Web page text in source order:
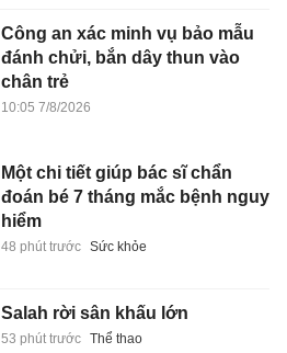
Công an xác minh vụ bảo mẫu
đánh chửi, bắn dây thun vào
chân trẻ
10:05 7/8/2026
Một chi tiết giúp bác sĩ chẩn
đoán bé 7 tháng mắc bệnh nguy
hiểm
48 phút trước Sức khỏe
Salah rời sân khấu lớn
53 phút trước Thể thao